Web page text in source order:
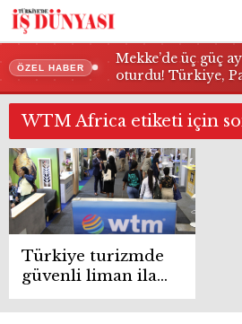
ÖZEL HABER
Mekke’de üç güç
oturdu! Türkiye,
WTM Africa etiketi için
Türkiye turizmde
güvenli liman ilan
edildi